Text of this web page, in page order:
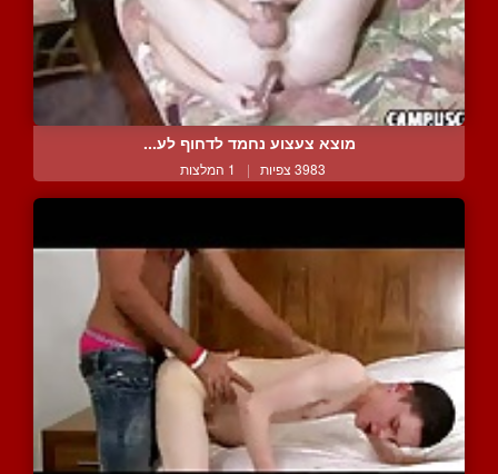
מוצא צעצוע נחמד לדחוף לע...
3983 צפיות | 1 המלצות